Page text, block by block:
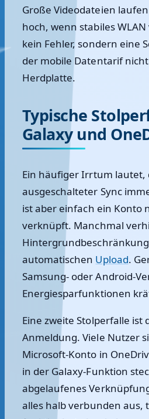
Große Videodateien
hoch, wenn stabiles
kein Fehler, sondern eine
der mobile Datentarif
Herdplatte.
Typische
Galaxy und
Ein häufiger Irrtum lautet,
ausgeschalteter Sync
ist aber einfach ein Konto
verknüpft. Manchmal
automatischen Upload.
Samsung- oder Android-
Energiesparfunktionen
Eine zweite Stolperfalle ist
Anmeldung. Viele Nutzer
Microsoft-Konto in
in der Galaxy-Funktion
abgelaufenes
alles halb verbunden aus,